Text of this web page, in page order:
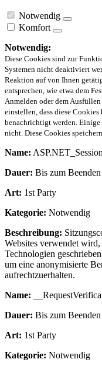
Notwendig
Komfort
Notwendig:
Diese Cookies sind zur
Systemen nicht deaktiviert
Reaktion auf von Ihnen
entsprechen, wie etwa dem
Anmelden oder dem
einstellen, dass diese
benachrichtigt werden.
nicht. Diese Cookies
Name:
Dauer: Bis zum
Art: 1st Party
Kategorie: Notwendig
Beschreibung:
Websites verwendet
Technologien
um eine anonymisierte
aufrechtzuerhalten.
Name:
Dauer: Bis zum
Art: 1st Party
Kategorie: Notwendig